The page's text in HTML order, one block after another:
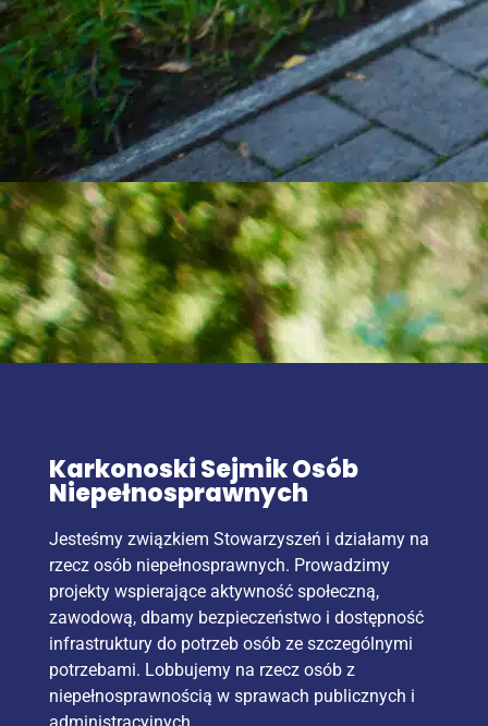
Karkonoski Sejmik Osób
Niepełnosprawnych
Jesteśmy związkiem Stowarzyszeń i działamy na
rzecz osób niepełnosprawnych. Prowadzimy
projekty wspierające aktywność społeczną,
zawodową, dbamy bezpieczeństwo i dostępność
infrastruktury do potrzeb osób ze szczególnymi
potrzebami. Lobbujemy na rzecz osób z
niepełnosprawnością w sprawach publicznych i